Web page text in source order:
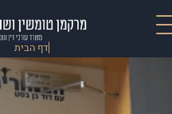
דף הבית